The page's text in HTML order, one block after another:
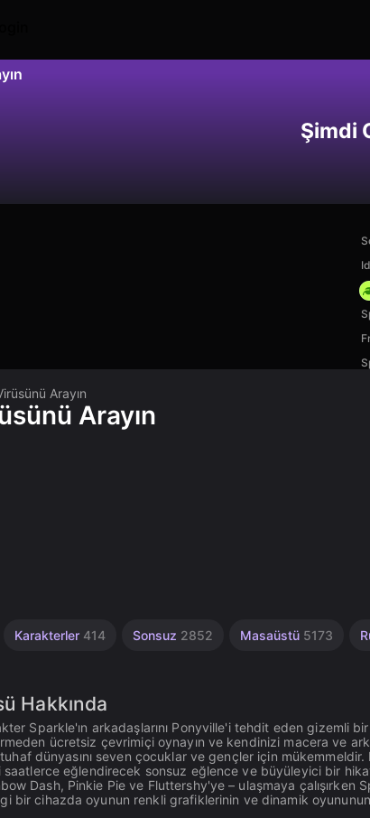
Şimdi
Arayın
Arayın
Karakterler 414 Sonsuz 2852 Masaüstü 5173
Hakkında
Sparkle'ın arkadaşlarını Ponyville'i tehdit eden gizemli
ücretsiz çevrimiçi oynayın ve kendinizi macera ve
dünyasını seven çocuklar ve gençler için
eğlendirecek sonsuz eğlence ve büyüleyici bir
Dash, Pinkie Pie ve Fluttershy'ye – ulaşmaya çalışırken
bir cihazda oyunun renkli grafiklerinin ve dinamik oyununun